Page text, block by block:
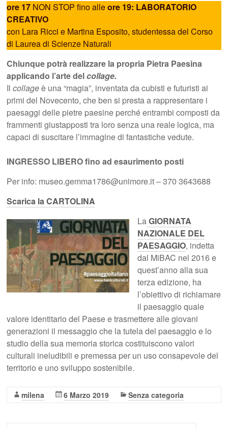
ore 17 NON STOP fino alleore 19: LABORATORIO
CREATIVO
con Lara Ricci e Martina Esposito, studentessa del Corso
di Laurea di Scienze Naturali
Chiunque potrà realizzare la propria Pietra Paesina
applicando l’arte delcollage.
Ilcollageè una “magia”, inventata da cubisti e futuristi ai
primi del Novecento, che ben si presta a rappresentare i
paesaggi delle pietre paesine perché entrambi composti da
frammenti giustapposti tra loro senza una reale logica, ma
capaci di suscitare l’immagine di fantastiche vedute.
INGRESSO LIBERO fino ad esaurimento posti
Per info: museo.gemma1786@unimore.it – 370 3643688
Scarica la CARTOLINA
LaGIORNATA
NAZIONALE DEL
PAESAGGIO, indetta
dal MiBAC nel 2016 e
quest’anno alla sua
terza edizione, ha
l’obiettivo di richiamare
il paesaggio quale
valore identitario del Paese e trasmettere alle giovani
generazioni il messaggio che la tutela del paesaggio e lo
studio della sua memoria storica costituiscono valori
culturali ineludibili e premessa per un uso consapevole del
territorio e uno sviluppo sostenibile.
milena 6 Marzo 2019 Senza categoria